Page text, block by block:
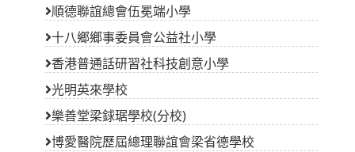
順德聯誼總會伍冕端小學
十八鄉鄉事委員會公益社小學
香港普通話研習社科技創意小學
光明英來學校
樂善堂梁銶琚學校(分校)
博愛醫院歷屆總理聯誼會梁省德學校